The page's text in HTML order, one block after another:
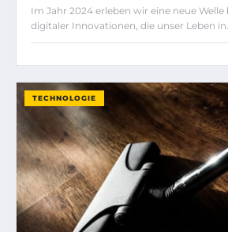
Im Jahr 2024 erleben wir eine neue
digitaler Innovationen, die unser Leben
TECHNOLOGIE